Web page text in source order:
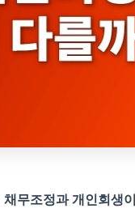
채무조정과 개인회생